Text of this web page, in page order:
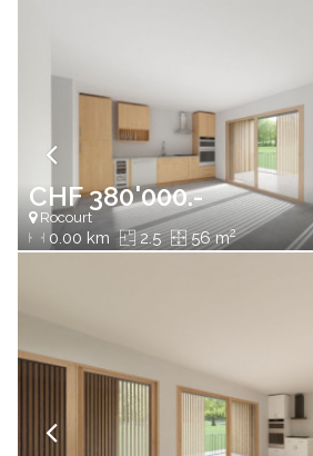
CHF 380'000.-
Rocourt
0.00 km 2.5 56 m2